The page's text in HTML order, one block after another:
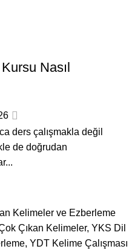
Nasıl
ders çalışmakla değil
de doğrudan